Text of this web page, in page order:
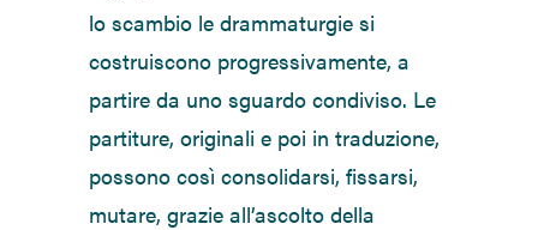
lo scambio le drammaturgie si
costruiscono progressivamente, a
partire da uno sguardo condiviso. Le
partiture, originali e poi in traduzione,
possono così consolidarsi, fissarsi,
mutare, grazie all’ascolto della